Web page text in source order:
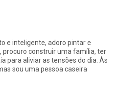
e inteligente, adoro pintar e
procuro construir uma família, ter
aliviar as tensões do dia. Às
sou uma pessoa caseira